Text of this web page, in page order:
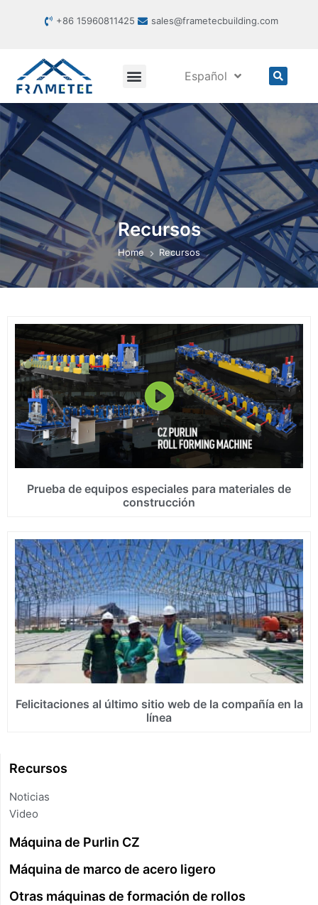
+86 15960811425 sales@frametecbuilding.com
Español
Recursos
Home Recursos
Prueba de equipos especiales para materiales de
construcción
Felicitaciones al último sitio web de la compañía en la
línea
Recursos
Noticias
Video
Máquina de Purlin CZ
Máquina de marco de acero ligero
Otras máquinas de formación de rollos